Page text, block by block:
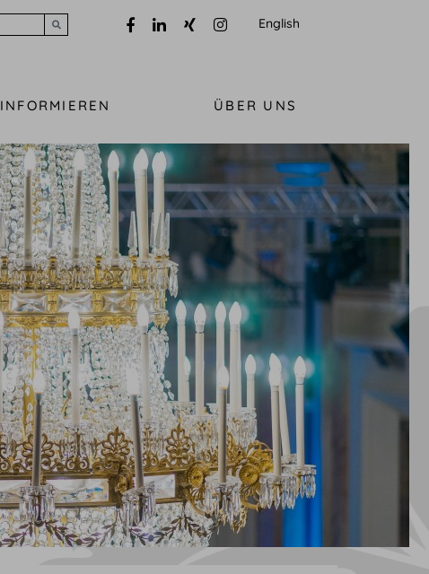
English
INFORMIEREN ÜBER UNS